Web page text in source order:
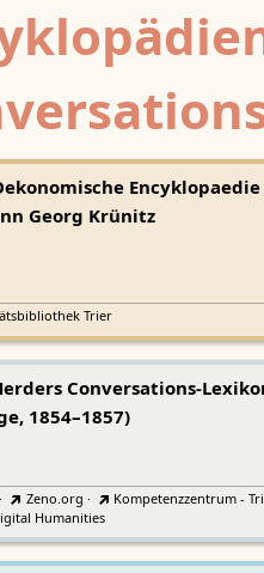
Encyklopaedie
Georg Krünitz
Trier
Conversations-
1854–1857)
· Zeno.org ·
Kompetenzzentrum -
Humanities